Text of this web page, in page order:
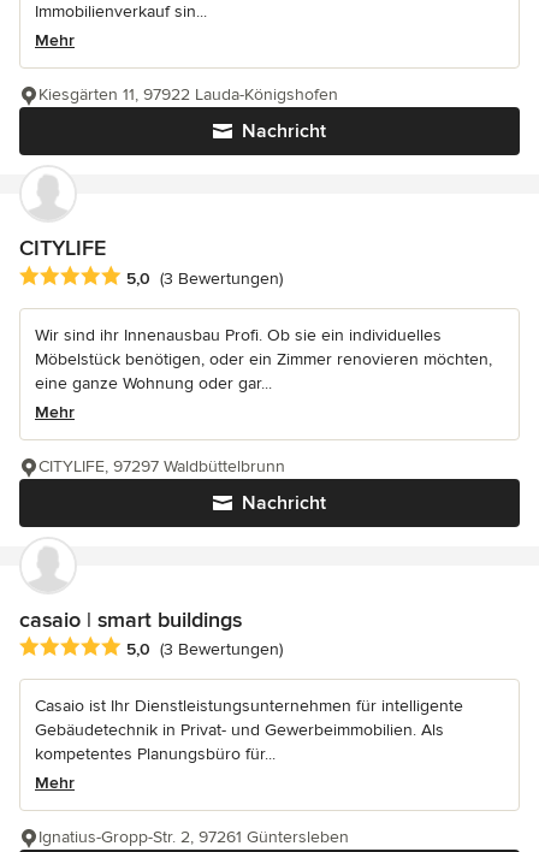
Immobilienverkauf sin...
Mehr
Nachricht
Kiesgärten 11, 97922 Lauda-Königshofen
CITYLIFE
Durchschnittliche Bewertung: 5 von 5 Sternen
5,0 (3 Bewertungen)
Wir sind ihr Innenausbau Profi. Ob sie ein individuelles
Möbelstück benötigen, oder ein Zimmer renovieren möchten,
eine ganze Wohnung oder gar...
Mehr
Nachricht
CITYLIFE, 97297 Waldbüttelbrunn
casaio | smart buildings
Durchschnittliche Bewertung: 5 von 5 Sternen
5,0 (3 Bewertungen)
Casaio ist Ihr Dienstleistungsunternehmen für intelligente
Gebäudetechnik in Privat- und Gewerbeimmobilien. Als
kompetentes Planungsbüro für...
Mehr
Ignatius-Gropp-Str. 2, 97261 Güntersleben